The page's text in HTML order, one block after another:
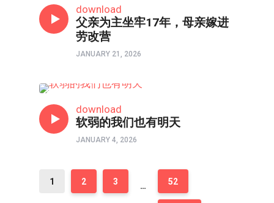
download
父亲为主坐牢17年，母亲嫁进
劳改营
JANUARY 21, 2026
download
软弱的我们也有明天
JANUARY 4, 2026
1 2 3 … 52